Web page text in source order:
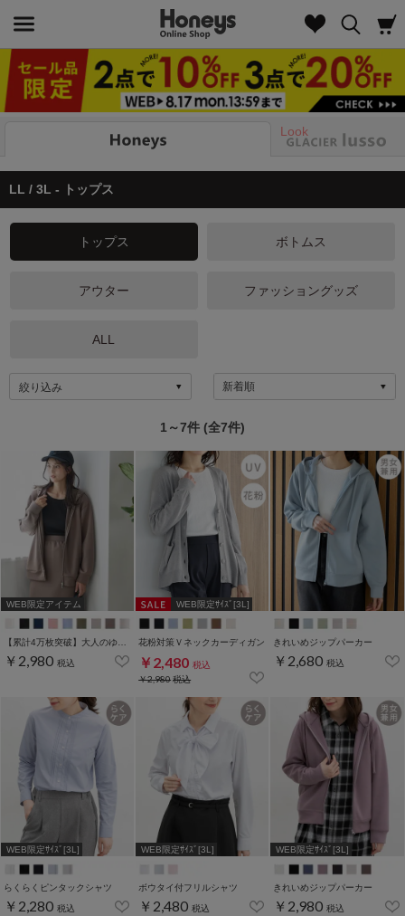
Look
LL / 3L - トップス
トップス ボトムス
アウター ファッショングッズ
ALL
絞り込み
1～7件 (全7件)
WEB限定アイテム
￥2,980 税込
WEB限定ｻｲｽﾞ[3L]
花粉対策Ｖネックカーディガン
￥2,480 税込
￥2,980税込
きれいめジップパーカー
￥2,680 税込
WEB限定ｻｲｽﾞ[3L]
らくらくピンタックシャツ
￥2,280 税込
WEB限定ｻｲｽﾞ[3L]
ボウタイ付フリルシャツ
￥2,480 税込
WEB限定ｻｲｽﾞ[3L]
きれいめジップパーカー
￥2,980 税込